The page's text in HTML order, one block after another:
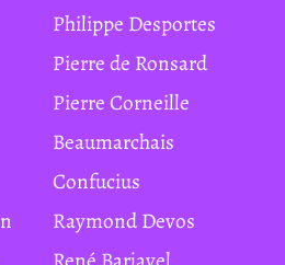
Philippe Desportes
Pierre de Ronsard
Pierre Corneille
Beaumarchais
Confucius
Raymond Devos